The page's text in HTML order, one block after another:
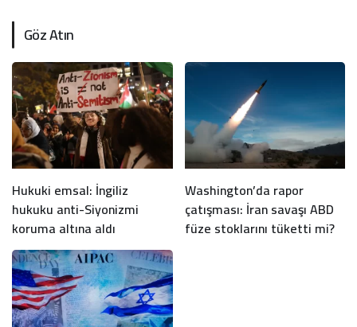
Göz Atın
Hukuki emsal: İngiliz
hukuku anti-Siyonizmi
koruma altına aldı
Washington’da rapor
çatışması: İran savaşı ABD
füze stoklarını tüketti mi?